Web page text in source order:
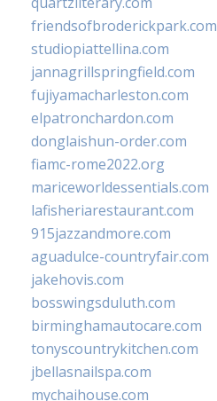
friendsofbroderickpark.com
studiopiattellina.com
jannagrillspringfield.com
fujiyamacharleston.com
elpatronchardon.com
donglaishun-order.com
fiamc-rome2022.org
mariceworldessentials.com
lafisheriarestaurant.com
915jazzandmore.com
aguadulce-countryfair.com
jakehovis.com
bosswingsduluth.com
birminghamautocare.com
tonyscountrykitchen.com
jbellasnailspa.com
mychaihouse.com